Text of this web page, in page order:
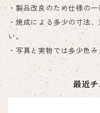
・製品改良のため仕様の
・焼成による多少の寸法
い。
・写真と実物では多少色
最近チ